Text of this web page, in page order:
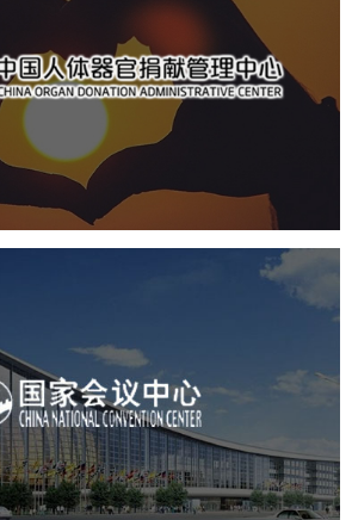
器官捐献管理中心
品牌官网 网站建设
会议中心
业服务 网站建设 网站设计